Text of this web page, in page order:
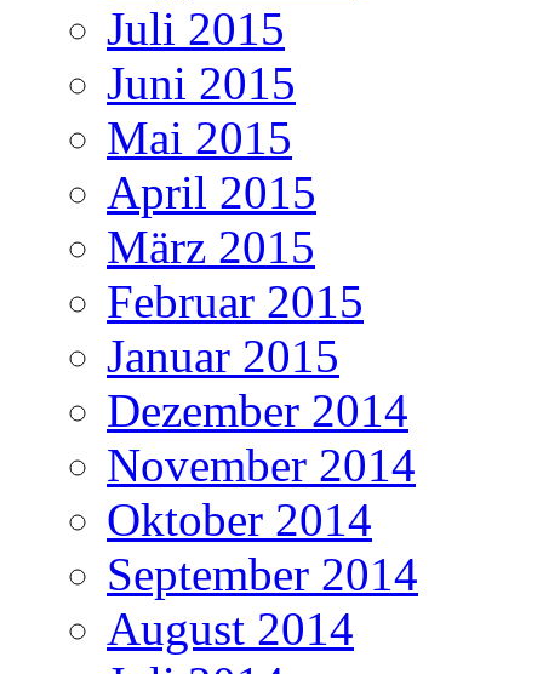
Juli 2015
Juni 2015
Mai 2015
April 2015
März 2015
Februar 2015
Januar 2015
Dezember 2014
November 2014
Oktober 2014
September 2014
August 2014